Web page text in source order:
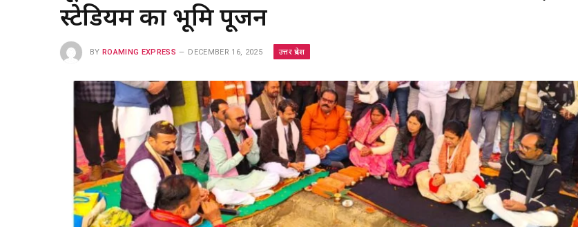
स्टेडियम का भूमि पूजन
BY ROAMING EXPRESS DECEMBER 16, 2025 उत्तर प्रदेश